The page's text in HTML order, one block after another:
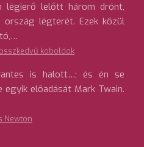
légierő lelőtt három drónt,
légterét. Ezek közül
koboldok
is halott…; és én se
előadását Mark Twain.
Newton